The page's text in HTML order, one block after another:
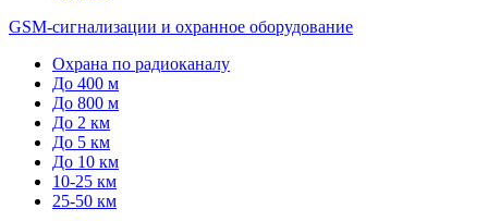
GSM-сигнализации и охранное оборудование
Охрана по радиоканалу
До 400 м
До 800 м
До 2 км
До 5 км
До 10 км
10-25 км
25-50 км